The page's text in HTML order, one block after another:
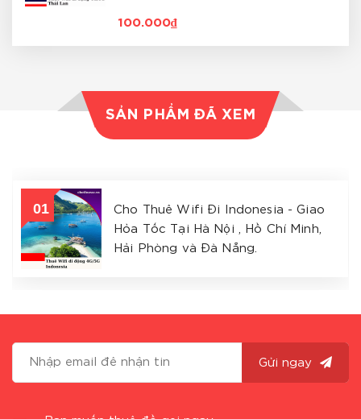
100.000₫
SẢN PHẨM ĐÃ XEM
Cho Thuê Wifi Đi Indonesia - Giao
Hỏa Tốc Tại Hà Nội , Hồ Chí Minh,
Hải Phòng và Đà Nẵng.
Gửi ngay